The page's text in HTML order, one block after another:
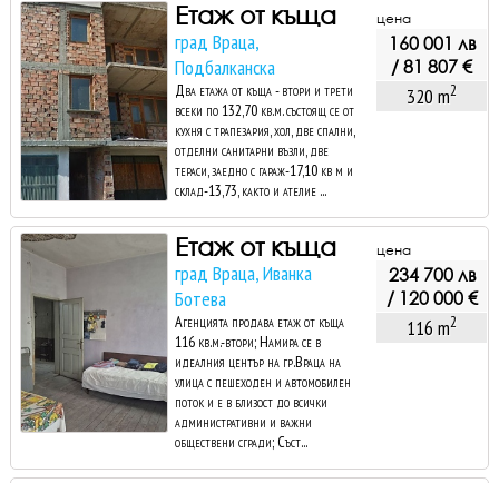
Етаж от къща
град Враца,
Подбалканска
Два етажа от къща - втори и трети
всеки по 132,70 кв.м. състоящ се от
кухня с трапезария, хол, две спални,
отделни санитарни възли, две
тераси, заедно с гараж-17,10 кв м и
склад-13,73, както и ателие ...
цена
160 001 лв
/ 81 807 €
320 m2
Етаж от къща
град Враца, Иванка
Ботева
Агенцията продава етаж от къща
116 кв.м.-втори; Намира се в
идеалния център на гр.Враца на
улица с пешеходен и автомобилен
поток и е в близост до всички
административни и важни
обществени сгради; Съст...
цена
234 700 лв
/ 120 000 €
116 m2